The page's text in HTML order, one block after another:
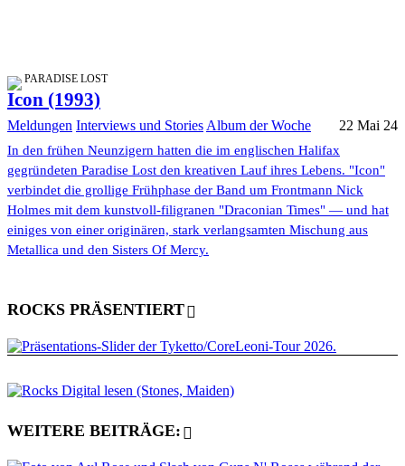
PARADISE LOST
Icon (1993)
Meldungen Interviews und StoriesAlbum der Woche 22 Mai 24
In den frühen Neunzigern hatten die im englischen Halifax
gegründeten Paradise Lost den kreativen Lauf ihres Lebens. "Icon"
verbindet die grollige Frühphase der Band um Frontmann Nick
Holmes mit dem kunstvoll-filigranen "Draconian Times" — und hat
einiges von einer originären, stark verlangsamten Mischung aus
Metallica und den Sisters Of Mercy.
ROCKS PRÄSENTIERT
WEITERE BEITRÄGE: